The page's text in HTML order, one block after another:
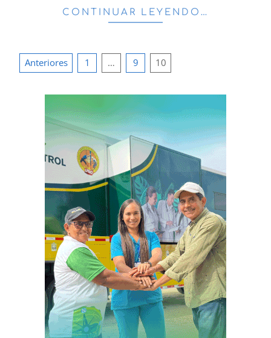
CONTINUAR LEYENDO…
Paginación
entradas
Anteriores 1 … 9 10